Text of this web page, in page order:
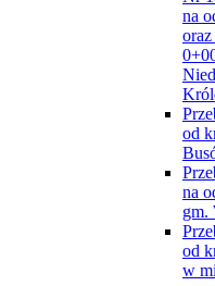
na
od
na
gm.
od
w